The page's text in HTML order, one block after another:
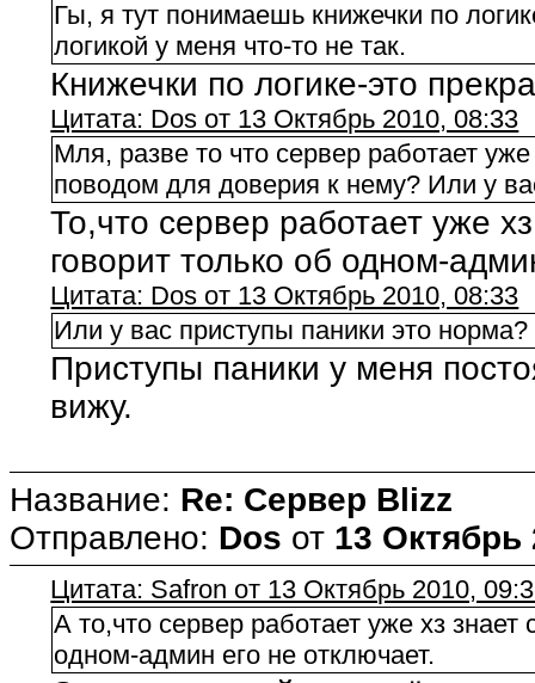
Гы, я тут понимаешь книжечки по
логикой у меня что-то не так.
Книжечки по логике-это
Цитата: Dos от 13 Октябрь 2010, 08:33
Мля, разве то что сервер работает
поводом для доверия к нему? Или у
То,что сервер работает уже
говорит только об одном-
Цитата: Dos от 13 Октябрь 2010, 08:33
Или у вас приступы паники это норма?
Приступы паники у меня
вижу.
Название: Re: Сервер Blizz
Отправлено: Dos от 13 Октябрь
Цитата: Safron от 13 Октябрь 2010,
А то,что сервер работает уже хз
одном-админ его не отключает.